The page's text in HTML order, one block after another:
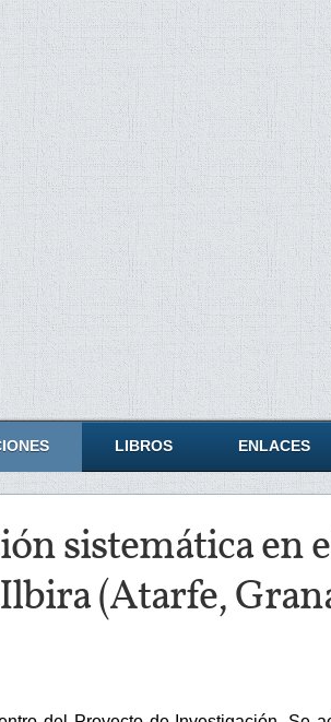
LIBROS ENLACES
sistemática en
(Atarfe,